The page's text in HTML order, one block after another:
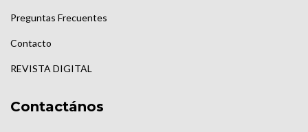
Preguntas Frecuentes
Contacto
REVISTA DIGITAL
Contactános